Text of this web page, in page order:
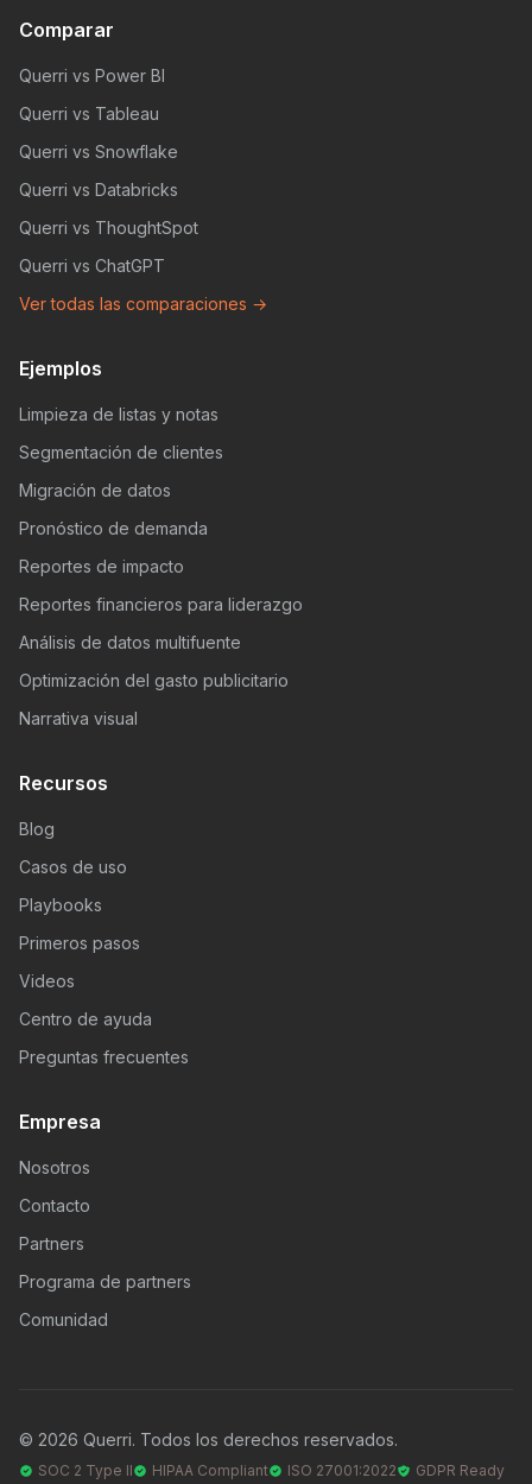
Comparar
Querri vs Power BI
Querri vs Tableau
Querri vs Snowflake
Querri vs Databricks
Querri vs ThoughtSpot
Querri vs ChatGPT
Ver todas las comparaciones →
Ejemplos
Limpieza de listas y notas
Segmentación de clientes
Migración de datos
Pronóstico de demanda
Reportes de impacto
Reportes financieros para liderazgo
Análisis de datos multifuente
Optimización del gasto publicitario
Narrativa visual
Recursos
Blog
Casos de uso
Playbooks
Primeros pasos
Videos
Centro de ayuda
Preguntas frecuentes
Empresa
Nosotros
Contacto
Partners
Programa de partners
Comunidad
© 2026 Querri. Todos los derechos reservados.
SOC 2 Type II HIPAA Compliant ISO 27001:2022 GDPR Ready